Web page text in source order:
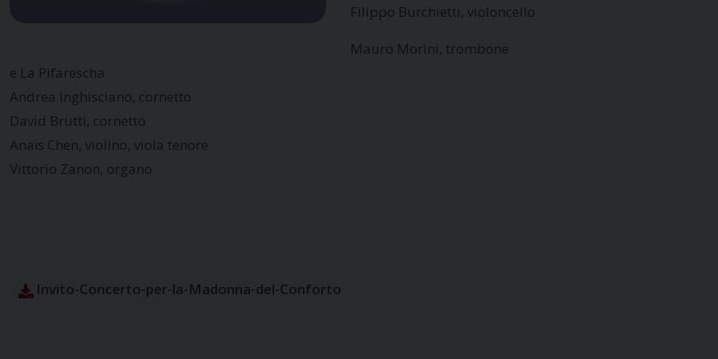
Filippo Burchietti, violoncello
Mauro Morini, trombone
e La Pifarescha
Andrea Inghisciano, cornetto
David Brutti, cornetto
Anaïs Chen, violino, viola tenore
Vittorio Zanon, organo
Invito-Concerto-per-la-Madonna-del-Conforto